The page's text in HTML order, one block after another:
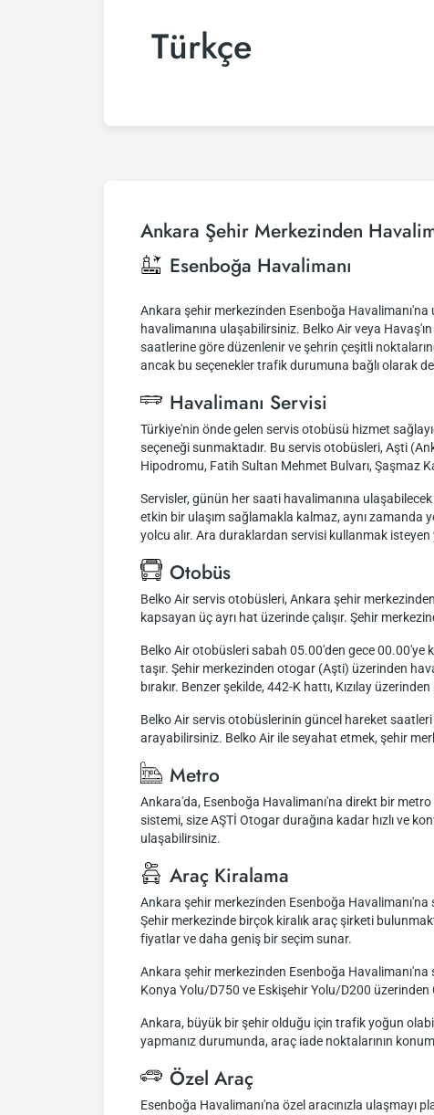
Türkçe
Ankara Şehir Merkezinden
Esenboğa Havalimanı
Ankara şehir merkezinden Esenboğa Havalimanı'na
havalimanına ulaşabilirsiniz. Belko Air veya
saatlerine göre düzenlenir ve şehrin çeşitli
ancak bu seçenekler trafik durumuna bağlı olarak
Havalimanı Servisi
Türkiye'nin önde gelen servis otobüsü hizmet
seçeneği sunmaktadır. Bu servis otobüsleri, Aşti
Hipodromu, Fatih Sultan Mehmet Bulvarı, Şaşmaz
Servisler, günün her saati havalimanına
etkin bir ulaşım sağlamakla kalmaz, aynı zamanda
yolcu alır. Ara duraklardan servisi kullanmak
Otobüs
Belko Air servis otobüsleri, Ankara şehir
kapsayan üç ayrı hat üzerinde çalışır. Şehir
Belko Air otobüsleri sabah 05.00'den gece 00.00'ye
taşır. Şehir merkezinden otogar (Aşti) üzerinden
bırakır. Benzer şekilde, 442-K hattı, Kızılay
Belko Air servis otobüslerinin güncel hareket
arayabilirsiniz. Belko Air ile seyahat etmek, şehir
Metro
Ankara'da, Esenboğa Havalimanı'na direkt bir
sistemi, size AŞTİ Otogar durağına kadar hızlı ve
ulaşabilirsiniz.
Araç Kiralama
Ankara şehir merkezinden Esenboğa
Şehir merkezinde birçok kiralık araç şirketi
fiyatlar ve daha geniş bir seçim sunar.
Ankara şehir merkezinden Esenboğa
Konya Yolu/D750 ve Eskişehir Yolu/D200 üzerinden
Ankara, büyük bir şehir olduğu için trafik yoğun
yapmanız durumunda, araç iade noktalarının
Özel Araç
Esenboğa Havalimanı'na özel aracınızla ulaşmayı